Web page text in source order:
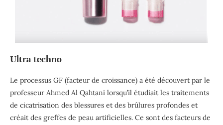
Ultra-techno
Le processus GF (facteur de croissance) a été découvert par le
professeur Ahmed Al Qahtani lorsqu’il étudiait les traitements
de cicatrisation des blessures et des brûlures profondes et
créait des greffes de peau artificielles. Ce sont des facteurs de